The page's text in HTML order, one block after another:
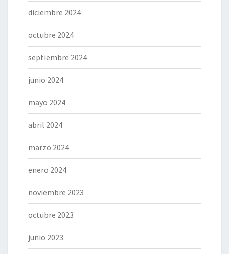
diciembre 2024
octubre 2024
septiembre 2024
junio 2024
mayo 2024
abril 2024
marzo 2024
enero 2024
noviembre 2023
octubre 2023
junio 2023